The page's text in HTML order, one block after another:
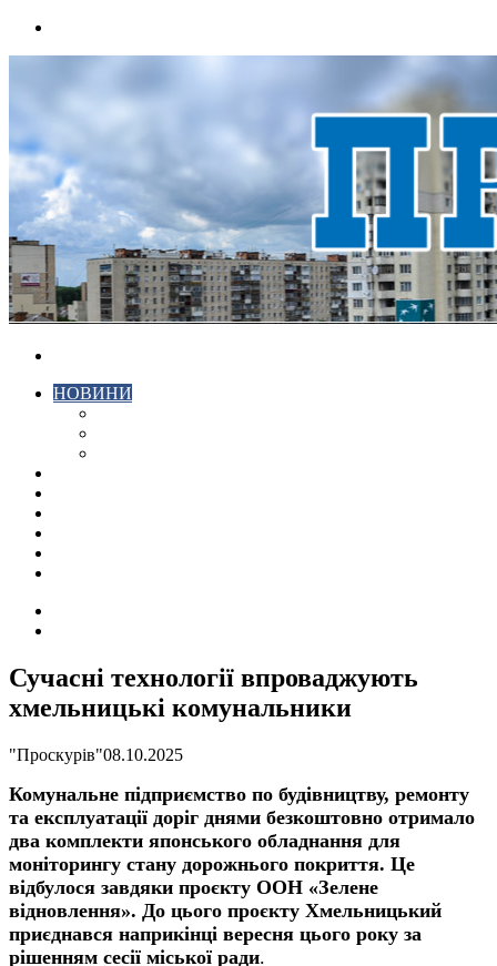
НОВИНИ
Сучасні технології впроваджують
хмельницькі комунальники
"Проскурів"08.10.2025
Комунальне підприємство по будівництву, ремонту
та експлуатації доріг днями безкоштовно отримало
два комплекти японського обладнання для
моніторингу стану дорожнього покриття. Це
відбулося завдяки проєкту ООН «Зелене
відновлення». До цього проєкту Хмельницький
приєднався наприкінці вересня цього року за
рішенням сесії міської ради.